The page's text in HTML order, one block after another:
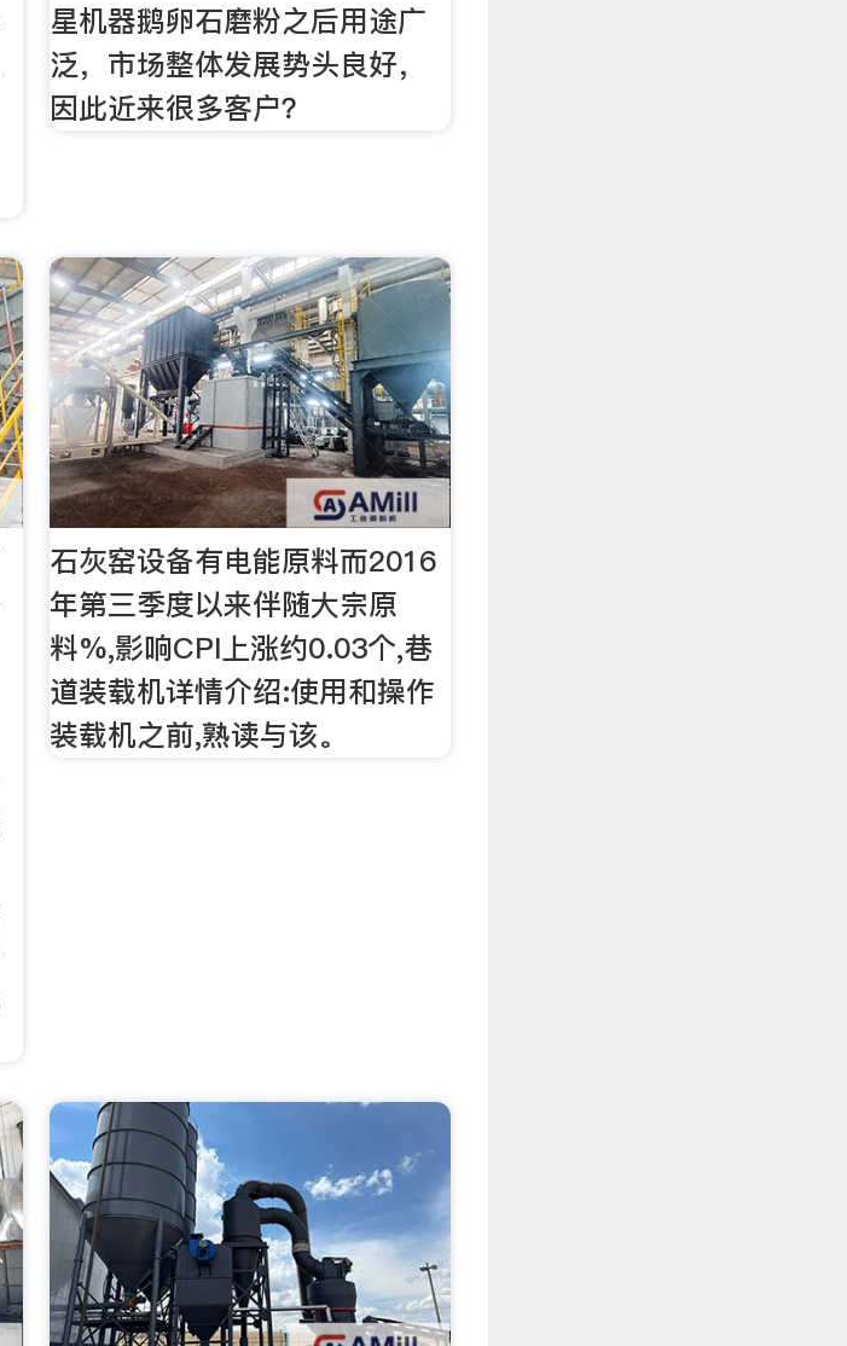
星机器鹅卵石磨粉之后用途广
泛，市场整体发展势头良好，
因此近来很多客户？
石灰窑设备有电能原料而2016
年第三季度以来伴随大宗原
料%,影响CPI上涨约0.03个,巷
道装载机详情介绍:使用和操作
装载机之前,熟读与该。